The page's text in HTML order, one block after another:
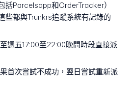
括Parcelsapp和OrderTracker）
些都與Trunkrs追蹤系統有記錄的
週五17:00至22:00晚間時段直接派
首次嘗試不成功，翌日嘗試重新派